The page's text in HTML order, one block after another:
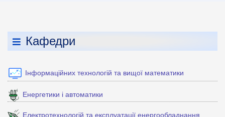
Кафедри
Інформаційних технологій та вищої математики
Енергетики і автоматики